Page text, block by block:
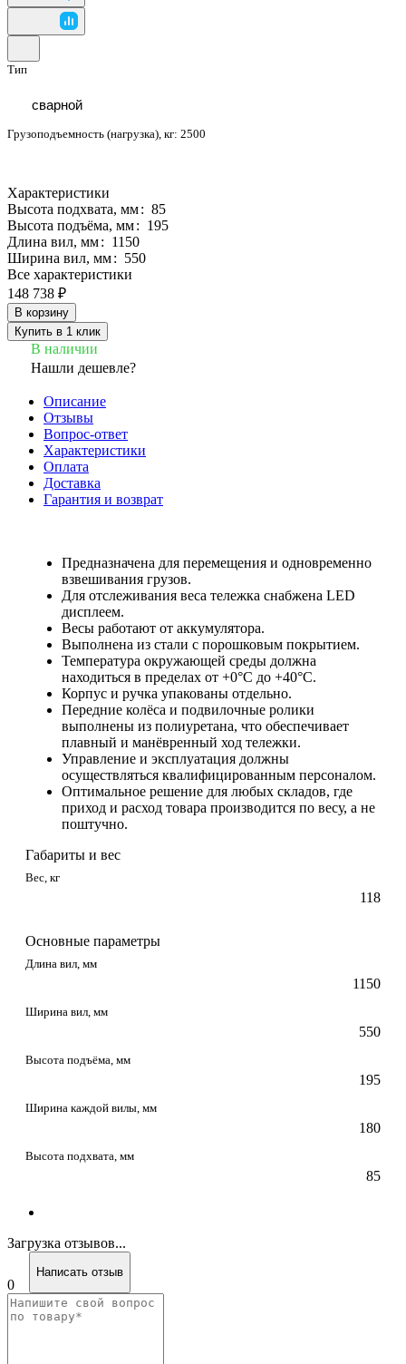
Тип
сварной
Грузоподъемность (нагрузка), кг: 2500
Характеристики
Высота подхвата, мм: 85
Высота подъёма, мм: 195
Длина вил, мм: 1150
Ширина вил, мм: 550
Все характеристики
148 738 ₽
В корзину
Купить в 1 клик
В наличии
Нашли дешевле?
Описание
Отзывы
Вопрос-ответ
Характеристики
Оплата
Доставка
Гарантия и возврат
Предназначена для перемещения и одновременно
взвешивания грузов.
Для отслеживания веса тележка снабжена LED
дисплеем.
Весы работают от аккумулятора.
Выполнена из стали с порошковым покрытием.
Температура окружающей среды должна
находиться в пределах от +0°C до +40°C.
Корпус и ручка упакованы отдельно.
Передние колёса и подвилочные ролики
выполнены из полиуретана, что обеспечивает
плавный и манёвренный ход тележки.
Управление и эксплуатация должны
осуществляться квалифицированным персоналом.
Оптимальное решение для любых складов, где
приход и расход товара производится по весу, а не
поштучно.
Габариты и вес
Вес, кг
118
Основные параметры
Длина вил, мм
1150
Ширина вил, мм
550
Высота подъёма, мм
195
Ширина каждой вилы, мм
180
Высота подхвата, мм
85
Загрузка отзывов...
0
Написать отзыв